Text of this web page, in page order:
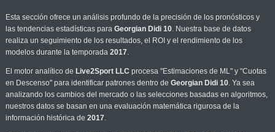
Esta sección ofrece un análisis profundo de la precisión de los pronósticos y
las tendencias estadísticas para Georgian Didi 10. Nuestra base de datos
realiza un seguimiento de los resultados, el ROI y el rendimiento de los
modelos durante la temporada 2017.
El motor analítico de Live2Sport LLC procesa "Estimaciones de ML" y "Cuotas
en Descenso" para identificar patrones dentro de Georgian Didi 10. Ya sea
analizando los cambios del mercado o las selecciones basadas en algoritmos,
nuestros datos se basan en una evaluación matemática rigurosa de la
información histórica de 2017.